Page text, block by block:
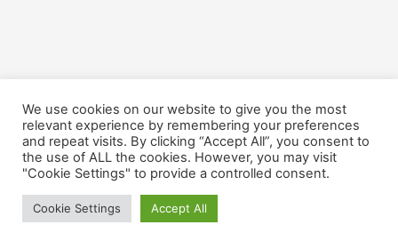
We use cookies on our website to give you the most
relevant experience by remembering your preferences
and repeat visits. By clicking “Accept All”, you consent to
the use of ALL the cookies. However, you may visit
"Cookie Settings" to provide a controlled consent.
Cookie Settings Accept All